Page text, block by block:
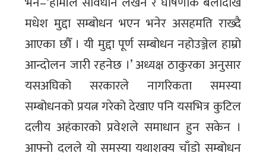
मधेश मुद्दा सम्बोधन भएन भनेर असहमति राख्दै
आएका छौँ । यी मुद्दा पूर्ण सम्बोधन नहोउञ्जेल हाम्रो
आन्दोलन जारी रहनेछ ।’ अध्यक्ष ठाकुरका अनुसार
यसअघिको सरकारले नागरिकता समस्या
सम्बोधनको प्रयत्न गरेको देखाए पनि यसभित्र कुटिल
दलीय अहंकारको प्रवेशले समाधान हुन सकेन ।
आफ्नो दलले यो समस्या यथाशक्य चाँडो सम्बोधन